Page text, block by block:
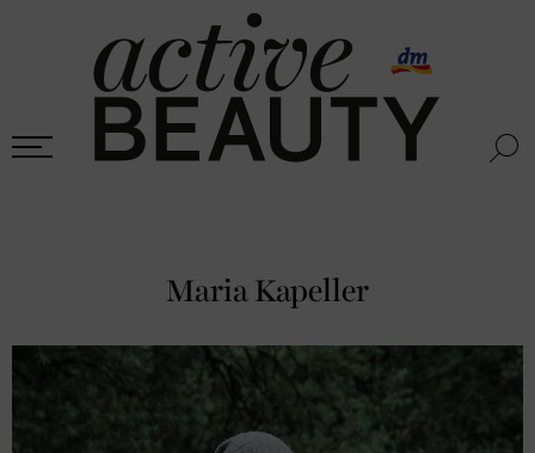
Maria Kapeller